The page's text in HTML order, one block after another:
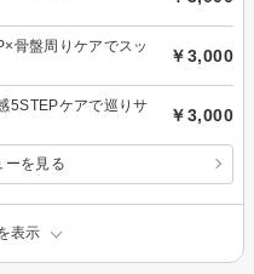
骨盤周りケアでスッ
￥3,000
5STEPケアで巡りサ
￥3,000
ーを見る
表示